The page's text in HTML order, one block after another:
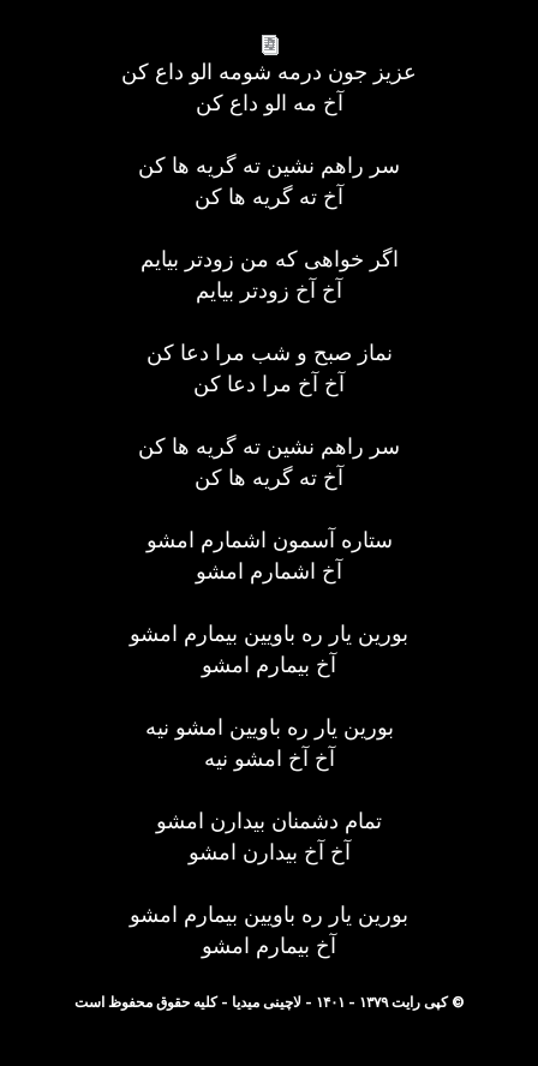
عزیز جون درمه شومه الو داع کن
آخ مه الو داع کن
سر راهم نشین ته گریه ها کن
آخ ته گریه ها کن
اگر خواهی که من زودتر بیایم
آخ آخ زودتر بیایم
نماز صبح و شب مرا دعا کن
آخ آخ مرا دعا کن
سر راهم نشین ته گریه ها کن
آخ ته گریه ها کن
ستاره آسمون اشمارم امشو
آخ اشمارم امشو
بورین یار ره باویین بیمارم امشو
آخ بیمارم امشو
بورین یار ره باویین امشو نیه
آخ آخ امشو نیه
تمام دشمنان بیدارن امشو
آخ آخ بیدارن امشو
بورین یار ره باویین بیمارم امشو
آخ بیمارم امشو
© کپی رایت ۱۳۷۹ - ۱۴۰۱ - لاچینی میدیا - کلیه حقوق محفوظ است